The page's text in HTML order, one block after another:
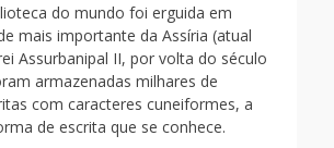
do mundo foi erguida em
mais importante da Assíria (atual
Assurbanipal II, por volta do século
armazenadas milhares de
com caracteres cuneiformes, a
de escrita que se conhece.